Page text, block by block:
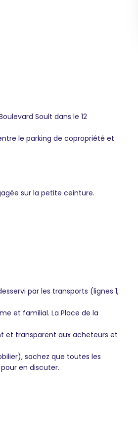
Soult dans le 12
le parking de copropriété et
sur la petite ceinture.
par les transports (lignes 1,
et familial. La Place de la
et transparent aux acheteurs et
sachez que toutes les
en discuter.